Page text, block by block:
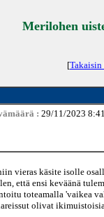
Merilohen
[Takaisin
: 29/11/2023
vieras käsite isolle
että ensi keväänä
toteamalla 'vaikea
olivat